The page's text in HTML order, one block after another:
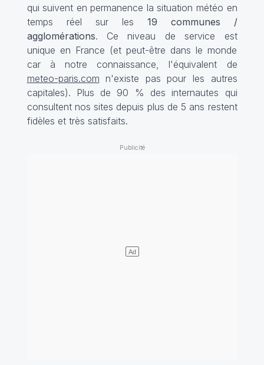
qui suivent en permanence la situation météo en
temps réel sur les 19 communes /
agglomérations. Ce niveau de service est
unique en France (et peut-être dans le monde
car à notre connaissance, l'équivalent de
meteo-paris.com n'existe pas pour les autres
capitales). Plus de 90 % des internautes qui
consultent nos sites depuis plus de 5 ans restent
fidèles et très satisfaits.